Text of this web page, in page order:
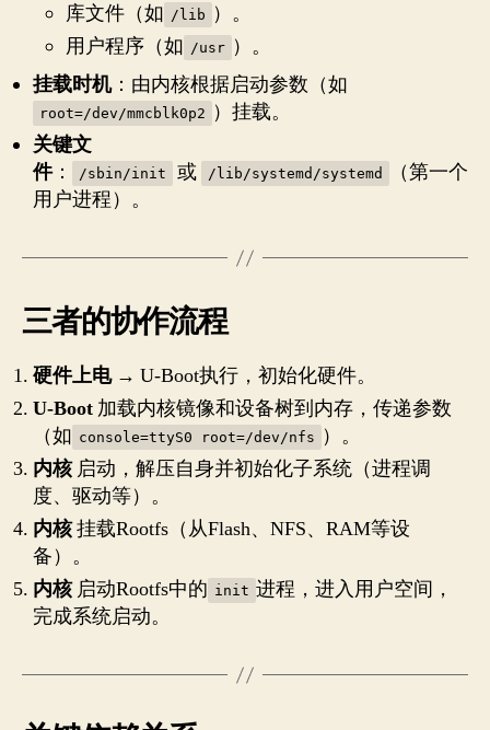
库文件（如 /lib
）。
用户程序（如 /usr ）。
挂载时机：由内核根据启动参数（如
root=/dev/mmcblk0p2
）挂载。
关键文
件： /sbin/init 或 /lib/systemd/systemd
（第一个
用户进程）。
三者的协作流程
硬件上电→ U-Boot执行，初始化硬件。
U-Boot 加载内核镜像和设备树到内存，传递参数
（如 console=ttyS0 root=/dev/nfs
）。
内核启动，解压自身并初始化子系统（进程调
度、驱动等）。
内核挂载Rootfs（从Flash、NFS、RAM等设
备）。
内核启动Rootfs中的 init 进程，进入用户空间，
完成系统启动。